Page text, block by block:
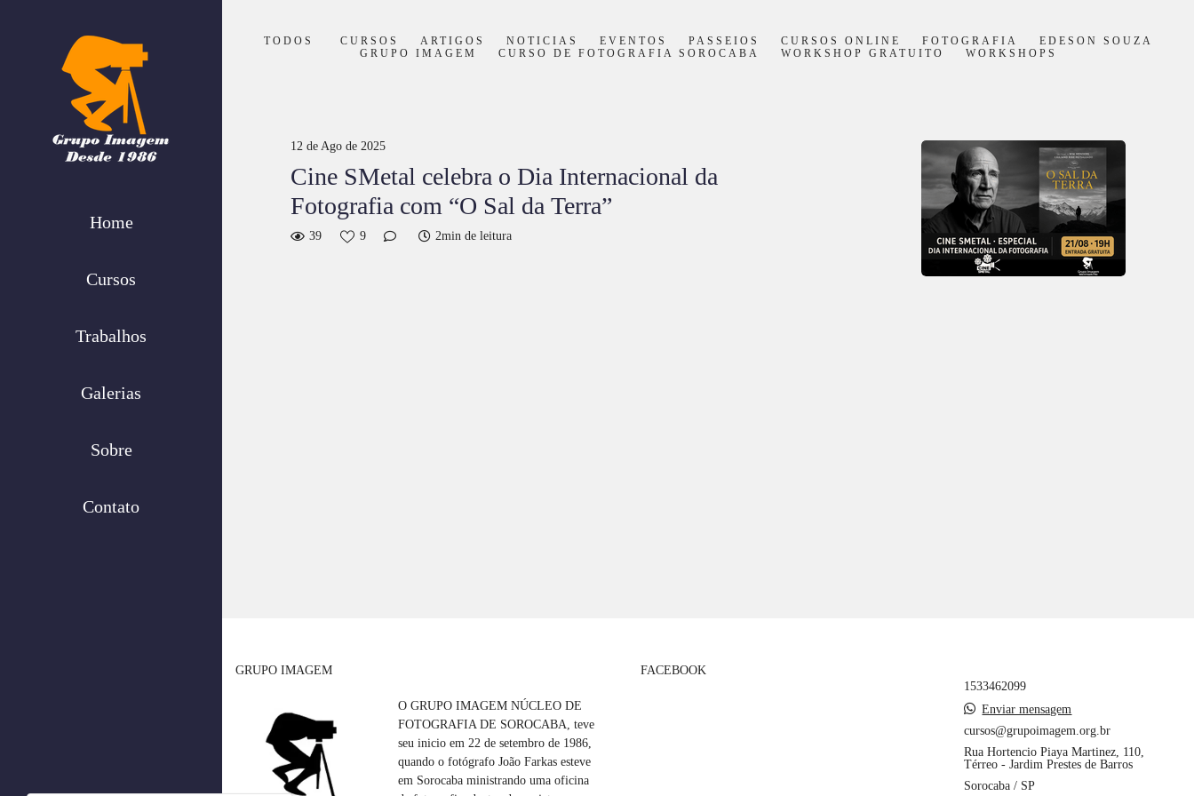
Home
Cursos
Trabalhos
Galerias
Sobre
Contato
TODOS CURSOS ARTIGOS NOTICIAS EVENTOS PASSEIOS CURSOS ONLINE FOTOGRAFIA
EDESON SOUZA
GRUPO IMAGEM
CURSO DE FOTOGRAFIA SOROCABA WORKSHOP GRATUITO WORKSHOPS
12 de Ago de 2025
Cine SMetal celebra o Dia Internacional da
Fotografia com “O Sal da Terra”
39 9 2min de leitura
GRUPO IMAGEM
O GRUPO IMAGEM NÚCLEO DE
FOTOGRAFIA DE SOROCABA, teve
seu inicio em 22 de setembro de 1986,
quando o fotógrafo João Farkas esteve
em Sorocaba ministrando uma oficina
FACEBOOK
1533462099
Enviar mensagem
cursos@grupoimagem.org.br
Rua Hortencio Piaya Martinez, 110,
Térreo - Jardim Prestes de Barros
Sorocaba / SP